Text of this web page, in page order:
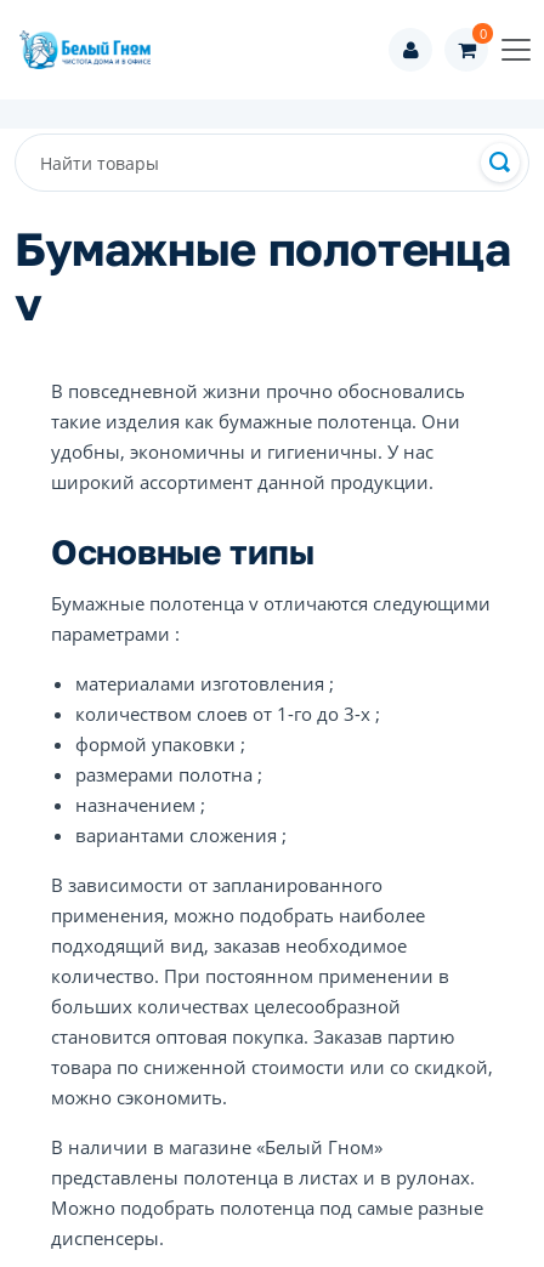
0
Бумажные полотенца
v
В повседневной жизни прочно обосновались
такие изделия как бумажные полотенца. Они
удобны, экономичны и гигиеничны. У нас
широкий ассортимент данной продукции.
Основные типы
Бумажные полотенца v отличаются следующими
параметрами :
материалами изготовления ;
количеством слоев от 1-го до 3-х ;
формой упаковки ;
размерами полотна ;
назначением ;
вариантами сложения ;
В зависимости от запланированного
применения, можно подобрать наиболее
подходящий вид, заказав необходимое
количество. При постоянном применении в
больших количествах целесообразной
становится оптовая покупка. Заказав партию
товара по сниженной стоимости или со скидкой,
можно сэкономить.
В наличии в магазине «Белый Гном»
представлены полотенца в листах и в рулонах.
Можно подобрать полотенца под самые разные
диспенсеры.